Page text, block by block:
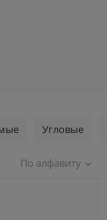
Угловые
По алфавиту